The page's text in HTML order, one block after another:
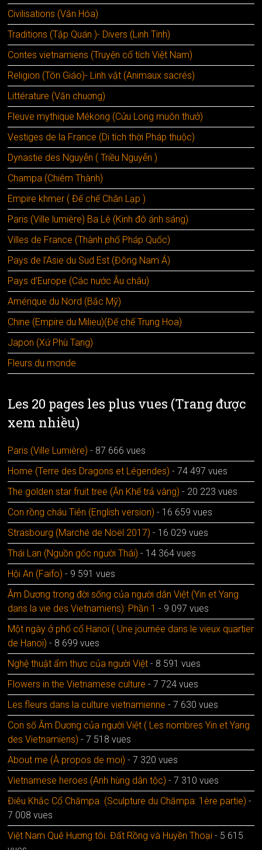
Civilisations (Văn Hóa)
Traditions (Tập Quán )- Divers (Linh Tinh)
Contes vietnamiens (Truyện cổ tích Việt Nam)
Religion (Tôn Giáo)- Linh vật (Animaux sacrés)
Littérature (Văn chuơng)
Fleuve mythique Mékong (Cửu Long muôn thưở)
Vestiges de la France (Di tích thời Pháp thuộc)
Dynastie des Nguyễn ( Triều Nguyễn )
Champa (Chiêm Thành)
Empire khmer ( Đế chế Chân Lạp )
Paris (Ville lumière) Ba Lê (Kinh đô ánh sáng)
Villes de France (Thành phố Pháp Quốc)
Pays de l’Asie du Sud Est (Đông Nam Á)
Pays d’Europe (Các nước Âu châu)
Amérique du Nord (Bắc Mỹ)
Chine (Empire du Milieu)(Đế chế Trung Hoa)
Japon (Xứ Phù Tang)
Fleurs du monde
Les 20 pages les plus vues (Trang được
xem nhiều)
Paris (Ville Lumière) - 87 666 vues
Home (Terre des Dragons et Légendes) - 74 497 vues
The golden star fruit tree (Ăn Khế trả vàng) - 20 223 vues
Con rồng cháu Tiên (English version) - 16 659 vues
Strasbourg (Marché de Noël 2017) - 16 029 vues
Thái Lan (Nguồn gốc người Thái) - 14 364 vues
Hội An (Faifo) - 9 591 vues
Âm Dương trong đời sống của người dân Việt (Yin et Yang
dans la vie des Vietnamiens): Phần 1 - 9 097 vues
Một ngày ở phố cổ Hanoï ( Une journée dans le vieux quartier
de Hanoï) - 8 699 vues
Nghệ thuật ẩm thực của người Việt - 8 591 vues
Flowers in the Vietnamese culture - 7 724 vues
Les fleurs dans la culture vietnamienne - 7 630 vues
Con số Âm Dương của người Việt ( Les nombres Yin et Yang
des Vietnamiens) - 7 518 vues
About me (À propos de moi) - 7 320 vues
Vietnamese heroes (Anh hùng dân tộc) - 7 310 vues
Điêu Khắc Cổ Chămpa. (Sculpture du Chămpa: 1ère partie) -
7 008 vues
Việt Nam Quê Hương tôi. Đất Rồng và Huyền Thoại - 5 615